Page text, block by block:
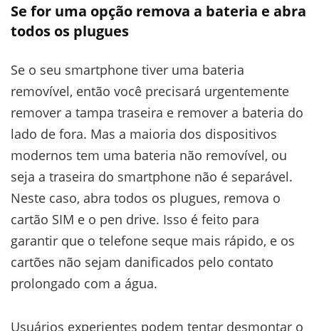
Se for uma opção remova a bateria e abra
todos os plugues
Se o seu smartphone tiver uma bateria
removível, então você precisará urgentemente
remover a tampa traseira e remover a bateria do
lado de fora. Mas a maioria dos dispositivos
modernos tem uma bateria não removível, ou
seja a traseira do smartphone não é separável.
Neste caso, abra todos os plugues, remova o
cartão SIM e o pen drive. Isso é feito para
garantir que o telefone seque mais rápido, e os
cartões não sejam danificados pelo contato
prolongado com a água.
Usuários experientes podem tentar desmontar o